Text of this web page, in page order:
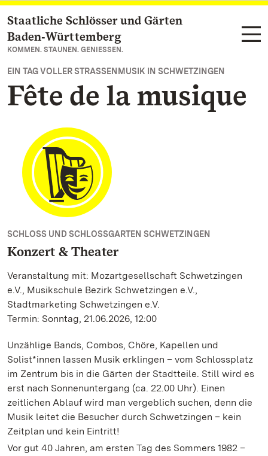
Zum Hauptinhalt springen
Staatliche Schlösser und Gärten
Baden‑Württemberg
KOMMEN. STAUNEN. GENIESSEN.
EIN TAG VOLLER STRASSENMUSIK IN SCHWETZINGEN
Fête de la musique
SCHLOSS UND SCHLOSSGARTEN SCHWETZINGEN
Konzert & Theater
Veranstaltung mit: Mozartgesellschaft Schwetzingen
e.V., Musikschule Bezirk Schwetzingen e.V.,
Stadtmarketing Schwetzingen e.V.
Termin: Sonntag, 21.06.2026, 12:00
Unzählige Bands, Combos, Chöre, Kapellen und
Solist*innen lassen Musik erklingen – vom Schlossplatz
im Zentrum bis in die Gärten der Stadtteile. Still wird es
erst nach Sonnenuntergang (ca. 22.00 Uhr). Einen
zeitlichen Ablauf wird man vergeblich suchen, denn die
Musik leitet die Besucher durch Schwetzingen – kein
Zeitplan und kein Eintritt!
Vor gut 40 Jahren, am ersten Tag des Sommers 1982 –